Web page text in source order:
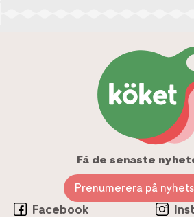
Få de senaste
Prenumerera på
Facebook